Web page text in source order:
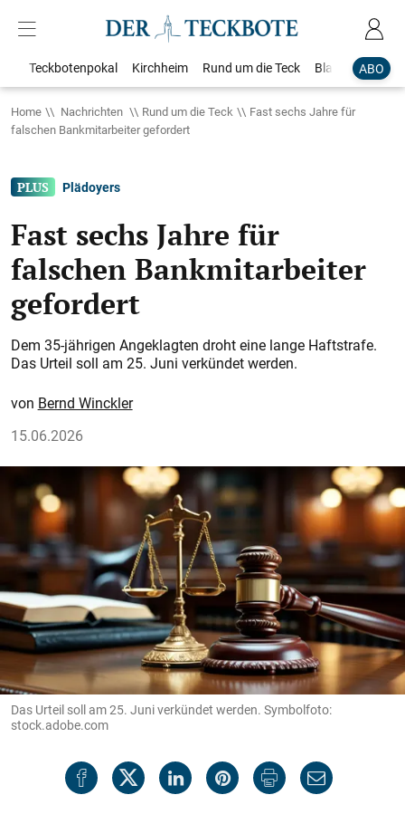
ABO
Teckbotenpokal Kirchheim Rund um die Teck Blaulicht
Home Nachrichten Rund um die Teck
Fast sechs Jahre für
falschen Bankmitarbeiter gefordert
Plädoyers
Fast sechs Jahre für
falschen Bankmitarbeiter
gefordert
Dem 35-jährigen Angeklagten droht eine lange Haftstrafe.
Das Urteil soll am 25. Juni verkündet werden.
Bernd Winckler
15.06.2026
Das Urteil soll am 25. Juni verkündet werden. Symbolfoto:
stock.adobe.com